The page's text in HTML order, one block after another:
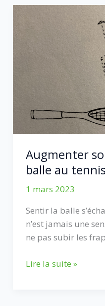
Augmenter
balle au tennis
1 mars 2023
Sentir la balle
n’est jamais une
ne pas subir les
Augmenter
Lire la suite »